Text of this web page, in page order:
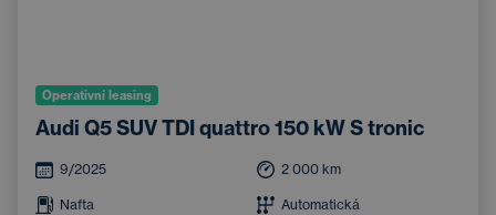
Operativní leasing
Audi Q5 SUV TDI quattro 150 kW S tronic
9/2025 2 000 km
Nafta Automatická